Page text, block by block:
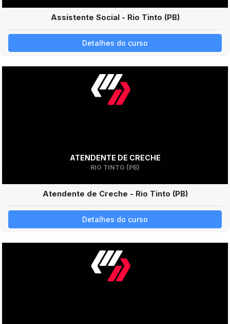
Assistente Social - Rio Tinto (PB)
Detalhes do curso
ATENDENTE DE CRECHE
RIO TINTO (PB)
Atendente de Creche - Rio Tinto (PB)
Detalhes do curso